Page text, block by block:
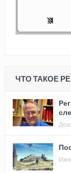
ЧТО ТАКОЕ